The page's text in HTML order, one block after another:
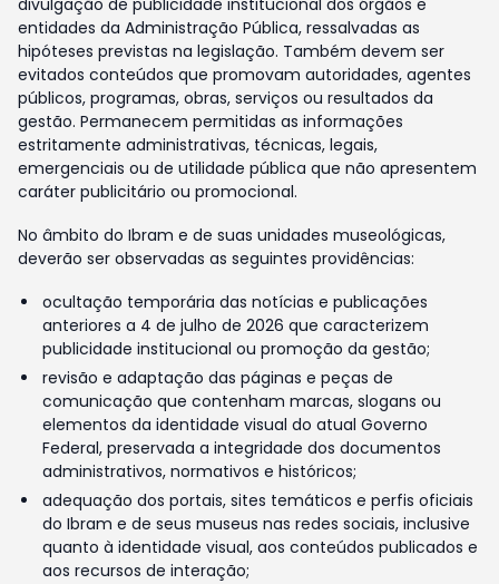
divulgação de publicidade institucional dos órgãos e
entidades da Administração Pública, ressalvadas as
hipóteses previstas na legislação. Também devem ser
evitados conteúdos que promovam autoridades, agentes
públicos, programas, obras, serviços ou resultados da
gestão. Permanecem permitidas as informações
estritamente administrativas, técnicas, legais,
emergenciais ou de utilidade pública que não apresentem
caráter publicitário ou promocional.
No âmbito do Ibram e de suas unidades museológicas,
deverão ser observadas as seguintes providências:
ocultação temporária das notícias e publicações
anteriores a 4 de julho de 2026 que caracterizem
publicidade institucional ou promoção da gestão;
revisão e adaptação das páginas e peças de
comunicação que contenham marcas, slogans ou
elementos da identidade visual do atual Governo
Federal, preservada a integridade dos documentos
administrativos, normativos e históricos;
adequação dos portais, sites temáticos e perfis oficiais
do Ibram e de seus museus nas redes sociais, inclusive
quanto à identidade visual, aos conteúdos publicados e
aos recursos de interação;